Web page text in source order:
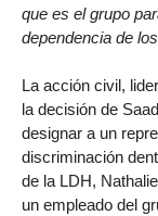
que es el grupo
dependencia de
La acción civil,
la decisión de
designar a un
discriminación
de la LDH,
un empleado del